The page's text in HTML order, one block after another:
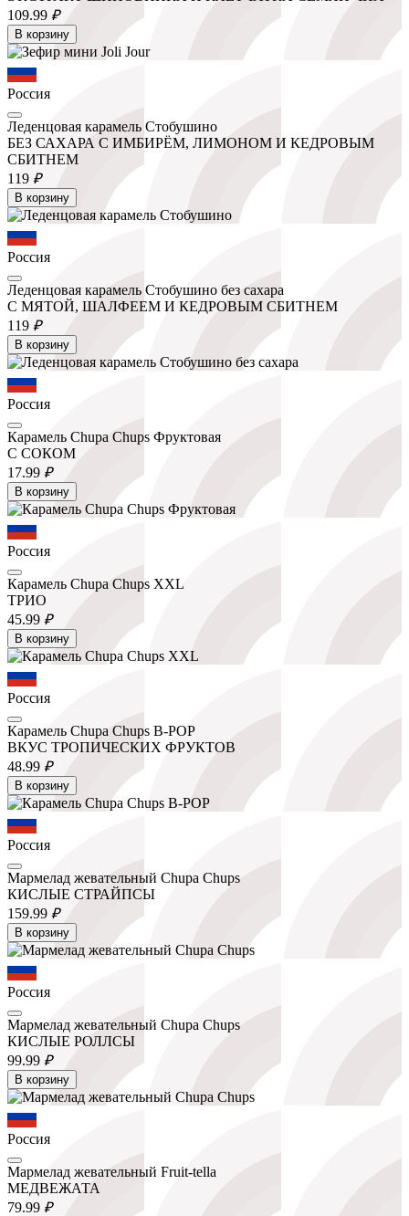
109.99 ₽
В корзину
Россия
Леденцовая карамель Стобушино
БЕЗ САХАРА С ИМБИРЁМ, ЛИМОНОМ И КЕДРОВЫМ
СБИТНЕМ
119 ₽
В корзину
Россия
Леденцовая карамель Стобушино без сахара
С МЯТОЙ, ШАЛФЕЕМ И КЕДРОВЫМ СБИТНЕМ
119 ₽
В корзину
Россия
Карамель Chupa Chups Фруктовая
С СОКОМ
17.99 ₽
В корзину
Россия
Карамель Chupa Chups XXL
ТРИО
45.99 ₽
В корзину
Россия
Карамель Chupa Chups B-POP
ВКУС ТРОПИЧЕСКИХ ФРУКТОВ
48.99 ₽
В корзину
Россия
Мармелад жевательный Chupa Chups
КИСЛЫЕ СТРАЙПСЫ
159.99 ₽
В корзину
Россия
Мармелад жевательный Chupa Chups
КИСЛЫЕ РОЛЛСЫ
99.99 ₽
В корзину
Россия
Мармелад жевательный Fruit-tella
МЕДВЕЖАТА
79.99 ₽